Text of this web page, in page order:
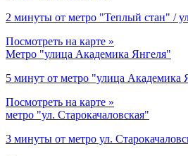
2 минуты от метро "Теплый стан" /
Посмотреть на карте »
Метро "улица Академика Янгеля"
5 минут от метро "улица Академика
Посмотреть на карте »
метро "ул. Старокачаловская"
3 минуты от метро ул.